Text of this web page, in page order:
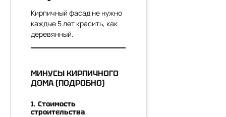
Кирпичный фасад не нужно
каждые 5 лет красить, как
деревянный.
МИНУСЫ КИРПИЧНОГО
ДОМА (ПОДРОБНО)
1. Стоимость
строительства